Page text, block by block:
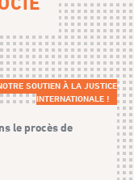
SOUTIEN À LA JUSTICE
INTERNATIONALE !
le procès de